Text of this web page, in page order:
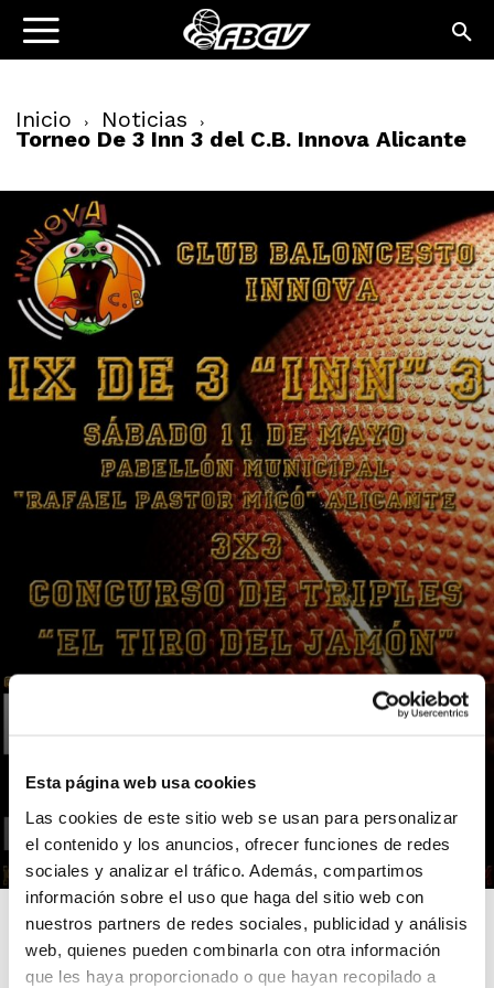
Esta página web usa cookies
Las cookies de este sitio web se usan para personalizar
el contenido y los anuncios, ofrecer funciones de redes
sociales y analizar el tráfico. Además, compartimos
información sobre el uso que haga del sitio web con
nuestros partners de redes sociales, publicidad y análisis
web, quienes pueden combinarla con otra información
que les haya proporcionado o que hayan recopilado a
Inicio Noticias
Torneo De 3 Inn 3 del C.B. Innova Alicante
Torneo De 3 Inn 3 del C.B. Innova
Alicante
17/04/2013